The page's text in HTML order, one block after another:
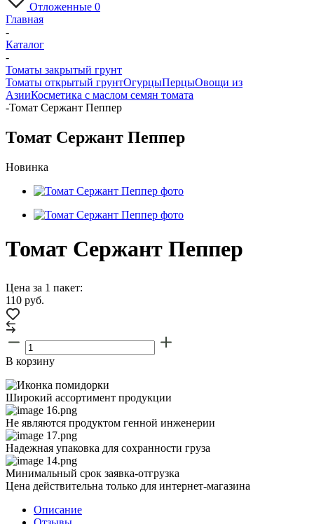
Отложенные 0
Главная
-
Каталог
-
Томаты закрытый грунт
Томаты открытый грунтОгурцыПерцыОвощи из
АзииКосметика с маслом семян томата
-Томат Сержант Пеппер
Томат Сержант Пеппер
Новинка
Томат Сержант Пеппер
Цена за 1 пакет:
110 руб.
В корзину
Широкий ассортимент продукции
Не являются продуктом генной инженерии
Надежная упаковка для сохранности груза
Минимальный срок заявка-отгрузка
Цена действительна только для интернет-магазина
Описание